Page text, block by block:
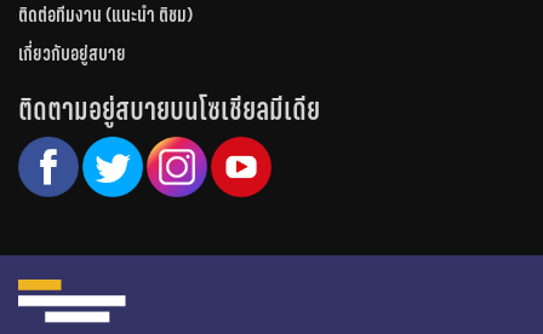
ติดต่อทีมงาน (แนะนำ ติชม)
เกี่ยวกับอยู่สบาย
ติดตามอยู่สบายบนโซเชียลมีเดีย